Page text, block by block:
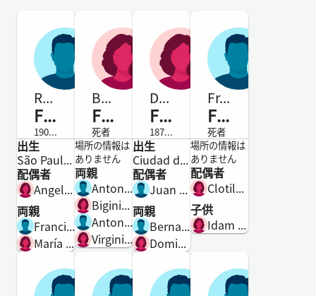
Ramon
Filpo
1905-死者
男性
出生
São Paulo, São Paulo, Brasil
配偶者
Angela Conte
両親
Francisco Filpo Moyano
María del Pilar Beltrán Altea
Bernardino
Filpo
死者
女性
場所の情報は
ありません
両親
Antonio Ferpo
Biginia Beltran
Antonio Firppo
Virginia Beltrami
Dominga Catalina
Filpo
1872-死者
女性
出生
Ciudad de Buenos Aires, Argentina
配偶者
Juan Lapirat
両親
Bernardo Filpo
Dominga Palmero
Francisco
Filpo
死者
男性
場所の情報は
ありません
配偶者
Clotilde Costa
子供
Idam Margheritam Filpo